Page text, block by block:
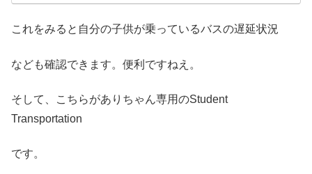
これをみると自分の子供が乗っているバスの遅延状況
なども確認できます。便利ですねえ。
そして、こちらがありちゃん専用のStudent
Transportation
です。